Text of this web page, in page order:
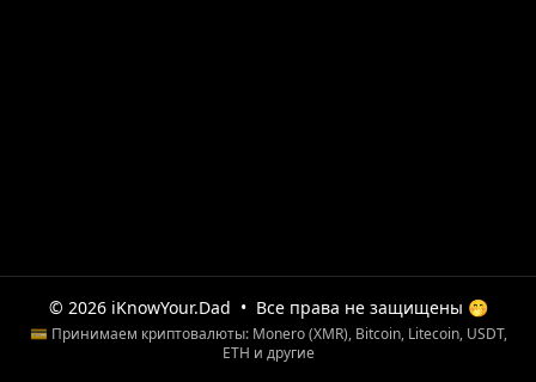
© 2026 iKnowYour.Dad • Все права не защищены 🤭
💳 Принимаем криптовалюты: Monero (XMR), Bitcoin, Litecoin, USDT,
ETH и другие